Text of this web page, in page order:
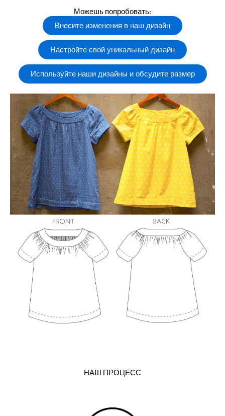
Можешь попробовать:
Внесите изменения в наш дизайн
Настройте свой уникальный дизайн
Используйте наши дизайны и обсудите размер
НАШ ПРОЦЕСС